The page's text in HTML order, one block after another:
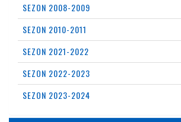
SEZON 2008-2009
SEZON 2010-2011
SEZON 2021-2022
SEZON 2022-2023
SEZON 2023-2024